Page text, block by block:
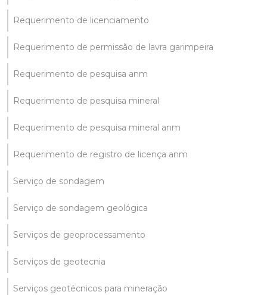
Requerimento de licenciamento
Requerimento de permissão de lavra garimpeira
Requerimento de pesquisa anm
Requerimento de pesquisa mineral
Requerimento de pesquisa mineral anm
Requerimento de registro de licença anm
Serviço de sondagem
Serviço de sondagem geológica
Serviços de geoprocessamento
Serviços de geotecnia
Serviços geotécnicos para mineração